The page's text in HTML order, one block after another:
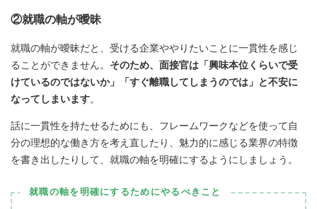
②就職の軸が曖昧
就職の軸が曖昧だと、受ける企業ややりたいことに一貫性を感じ
ることができません。 そのため、面接官は「興味本位くらいで受
けているのではないか」「すぐ離職してしまうのでは」と不安に
なってしまいます。
話に一貫性を持たせるためにも、フレームワークなどを使って自
分の理想的な働き方を考え直したり、魅力的に感じる業界の特徴
を書き出したりして、就職の軸を明確にするようにしましょう。
就職の軸を明確にするためにやるべきこと